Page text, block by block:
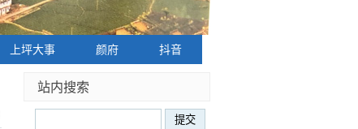
上坪大事 颜府 抖音
站内搜索